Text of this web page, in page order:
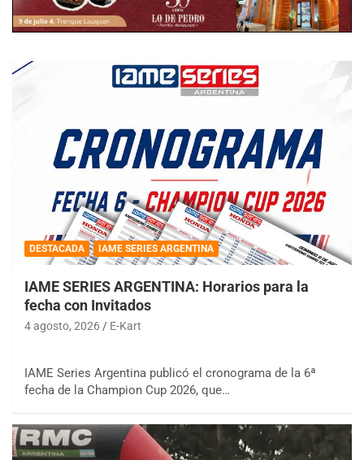
DESTACADA IAME SERIES ARGENTINA
IAME SERIES ARGENTINA: Horarios para la
fecha con Invitados
4 agosto, 2026 E-Kart
IAME Series Argentina publicó el cronograma de la 6ª
fecha de la Champion Cup 2026, que…